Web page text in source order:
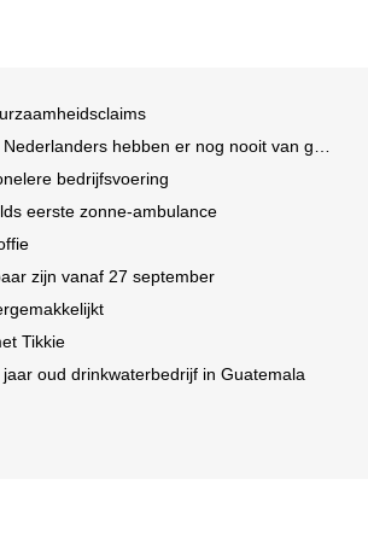
hebben er nog nooit van gehoord
bedrijfsvoering
eerste zonne-ambulance
zijn vanaf 27 september
Tikkie
oud drinkwaterbedrijf in Guatemala